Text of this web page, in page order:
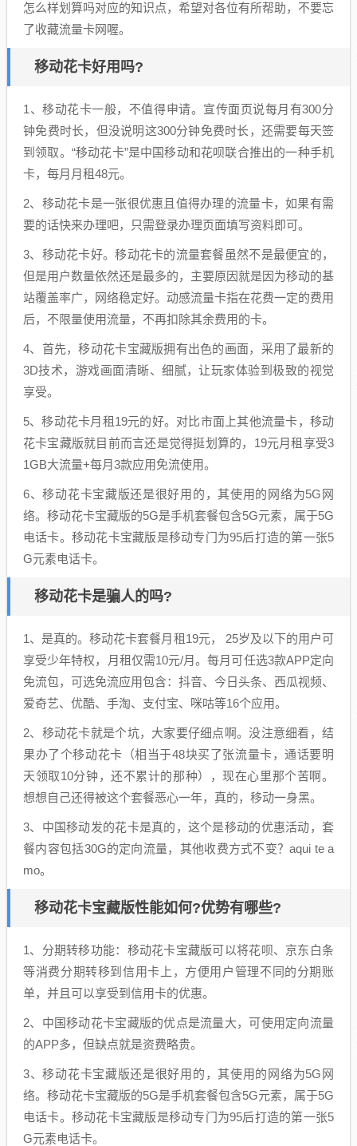
怎么样划算吗对应的知识点，希望对各位有所帮助，不要忘
了收藏流量卡网喔。
移动花卡好用吗?
1、移动花卡一般，不值得申请。宣传面页说每月有300分
钟免费时长，但没说明这300分钟免费时长，还需要每天签
到领取。“移动花卡”是中国移动和花呗联合推出的一种手机
卡，每月月租48元。
2、移动花卡是一张很优惠且值得办理的流量卡，如果有需
要的话快来办理吧，只需登录办理页面填写资料即可。
3、移动花卡好。移动花卡的流量套餐虽然不是最便宜的，
但是用户数量依然还是最多的，主要原因就是因为移动的基
站覆盖率广，网络稳定好。动感流量卡指在花费一定的费用
后，不限量使用流量，不再扣除其余费用的卡。
4、首先，移动花卡宝藏版拥有出色的画面，采用了最新的
3D技术，游戏画面清晰、细腻，让玩家体验到极致的视觉
享受。
5、移动花卡月租19元的好。对比市面上其他流量卡，移动
花卡宝藏版就目前而言还是觉得挺划算的，19元月租享受3
1GB大流量+每月3款应用免流使用。
6、移动花卡宝藏版还是很好用的，其使用的网络为5G网
络。移动花卡宝藏版的5G是手机套餐包含5G元素，属于5G
电话卡。移动花卡宝藏版是移动专门为95后打造的第一张5
G元素电话卡。
移动花卡是骗人的吗?
1、是真的。移动花卡套餐月租19元， 25岁及以下的用户可
享受少年特权，月租仅需10元/月。每月可任选3款APP定向
免流包，可选免流应用包含：抖音、今日头条、西瓜视频、
爱奇艺、优酷、手淘、支付宝、咪咕等16个应用。
2、移动花卡就是个坑，大家要仔细点啊。没注意细看，结
果办了个移动花卡（相当于48块买了张流量卡，通话要明
天领取10分钟，还不累计的那种），现在心里那个苦啊。
想想自己还得被这个套餐恶心一年，真的，移动一身黑。
3、中国移动发的花卡是真的，这个是移动的优惠活动，套
餐内容包括30G的定向流量，其他收费方式不变？aqui te a
mo。
移动花卡宝藏版性能如何?优势有哪些?
1、分期转移功能：移动花卡宝藏版可以将花呗、京东白条
等消费分期转移到信用卡上，方便用户管理不同的分期账
单，并且可以享受到信用卡的优惠。
2、中国移动花卡宝藏版的优点是流量大，可使用定向流量
的APP多，但缺点就是资费略贵。
3、移动花卡宝藏版还是很好用的，其使用的网络为5G网
络。移动花卡宝藏版的5G是手机套餐包含5G元素，属于5G
电话卡。移动花卡宝藏版是移动专门为95后打造的第一张5
G元素电话卡。